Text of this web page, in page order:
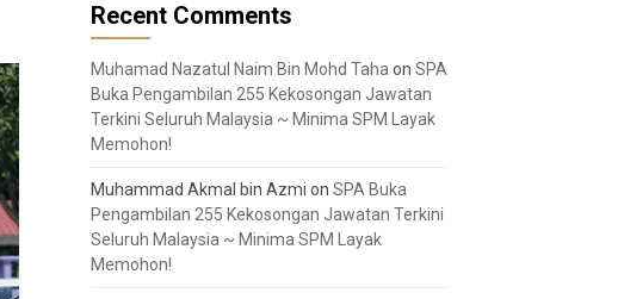
Recent Comments
Muhamad Nazatul Naim Bin Mohd Taha on SPA
Buka Pengambilan 255 Kekosongan Jawatan
Terkini Seluruh Malaysia ~ Minima SPM Layak
Memohon!
Muhammad Akmal bin Azmi on SPA Buka
Pengambilan 255 Kekosongan Jawatan Terkini
Seluruh Malaysia ~ Minima SPM Layak
Memohon!